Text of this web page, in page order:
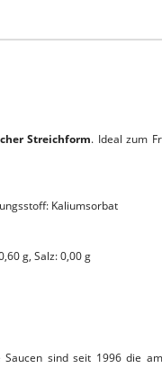
Streichform. Ideal zum
Kaliumsorbat
g, Salz: 0,00 g
sind seit 1996 die